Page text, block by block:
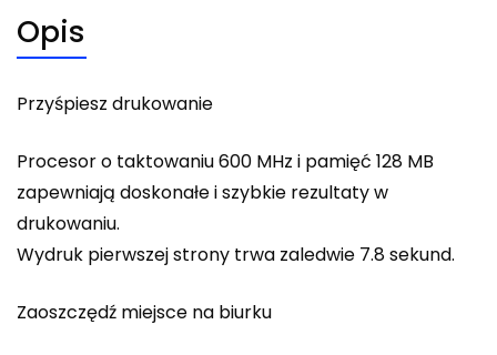
Opis
Przyśpiesz drukowanie
Procesor o taktowaniu 600 MHz i pamięć 128 MB
zapewniają doskonałe i szybkie rezultaty w
drukowaniu.
Wydruk pierwszej strony trwa zaledwie 7.8 sekund.
Zaoszczędź miejsce na biurku